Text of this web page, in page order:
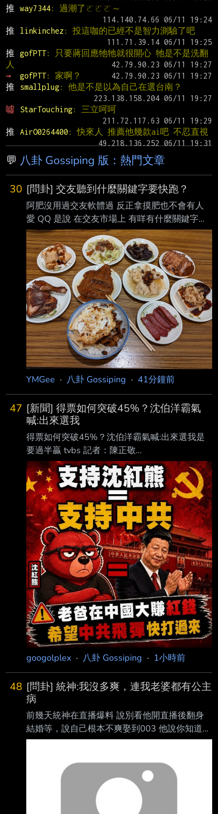
推
way7344: 過潮了ㄛㄛㄛ～
推
linkinchez : 投這咖的已經不是智力測驗了吧
推
gofPTT: 只要蔣回應牠牠就很開心 牠是不是洗翻
人
→
gofPTT: 家啊？
推
smallplug: 他是不是以為自己在選台南？
噓
StarTouching: 三立呵呵
推
AirO0264400 : 快來人 推薦他幾款ai吧 不忍直視
💬 八卦 Gossiping 版：熱門文章
30 [問卦] 交友聽到什麼關鍵字要快跑？
阿肥沒用過交友軟體過 反正拿摸肥也不會有人
愛 QQ 是說 在交友市場上 有咩有什麼關鍵字只
要一出來就要快跑了？ 「我媽說…」算不算一個
@@？ -- 阿肥幸福食記 0.0b 大家都幸福唷～
https://i.imgur.com/onDpQ6K.jpg
https://i.imgur.com/ELR9EcR.jpg
https://i.imgur.com/gFR0D5e.jpg
https://i.imgur.com/DkWiGj3.jpg
https://i.imgur.com/6AG2JXL.jpg
YMGee · 八卦 Gossiping · 41分鐘前
47 [新聞] 得票如何突破45%？沈伯洋霸氣
喊:出來選我
得票如何突破45%？沈伯洋霸氣喊:出來選我是
要過半贏 tvbs 記者：陳正敬
https://news.tvbs.com.tw/politics/4004985 民進
黨台北市長參選人沈伯洋喊出要過半勝選。（圖
／CNEWS匯流新聞網 中午來開匯） 民進黨台
北市長參選人沈伯洋今（10）日接受主持人黃光
芹《CNEWS匯流新聞網》政論 live直播節目
《中午來開匯》專訪時批評台北市長蔣萬安，正
展現出「黃國昌模式」，講 話變大聲或是轉移
話題，或是全部都怪中央「人民最不想要政治口
水。此外，回應網友提 問得票是否能過4
googolplex · 八卦 Gossiping · 1小時前
48 [問卦] 統神:我沒多爽，連我老婆都有公主
病
前幾天統神在直播爆料 說別看他開直播後翻身
結婚等，說自己根本不爽娶到003 他說你知道
003其實有公主病嗎，永遠不會承認自己錯 有沒
https://i.meee.com.tw/EIxd0bw.jpg --